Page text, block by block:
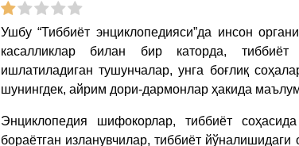
Ушбу “Тиббиёт энциклопедияси”да инсон
касалликлар билан бир каторда, тиббиёт
ишлатиладиган тушунчалар, унга боғлиқ
шунингдек, айрим дори-дармонлар ҳакида
Энциклопедия шифокорлар, тиббиёт
бораётган изланувчилар, тиббиёт йўналишидаги